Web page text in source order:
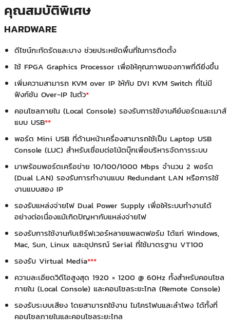
คุณสมบัติพิเศษ
HARDWARE
ดีไซน์กะทัดรัดและบาง ช่วยประหยัดพื้นที่ในการติดตั้ง
ใช้ FPGA Graphics Processor เพื่อให้คุณภาพของภาพที่ดียิ่งขึ้น
เพิ่มความสามารถ KVM over IP ให้กับ DVI KVM Switch ที่ไม่มี
ฟังก์ชัน Over-IP ในตัว*
คอนโซลภายใน (Local Console) รองรับการใช้งานคีย์บอร์ดและเมาส์
แบบ USB**
พอร์ต Mini USB ที่ด้านหน้าเครื่องสามารถใช้เป็น Laptop USB
Console (LUC) สำหรับเชื่อมต่อโน้ตบุ๊กเพื่อบริหารจัดการระบบ
มาพร้อมพอร์ตเครือข่าย 10/100/1000 Mbps จำนวน 2 พอร์ต
(Dual LAN) รองรับการทำงานแบบ Redundant LAN หรือการใช้
งานแบบสอง IP
รองรับแหล่งจ่ายไฟ Dual Power Supply เพื่อให้ระบบทำงานได้
อย่างต่อเนื่องแม้เกิดปัญหากับแหล่งจ่ายไฟ
รองรับการใช้งานกับเซิร์ฟเวอร์หลายแพลตฟอร์ม ได้แก่ Windows,
Mac, Sun, Linux และอุปกรณ์ Serial ที่ใช้มาตรฐาน VT100
รองรับ Virtual Media***
ความละเอียดวิดีโอสูงสุด 1920 × 1200 @ 60Hz ทั้งสำหรับคอนโซล
ภายใน (Local Console) และคอนโซลระยะไกล (Remote Console)
รองรับระบบเสียง โดยสามารถใช้งาน ไมโครโฟนและลำโพง ได้ทั้งที่
คอนโซลภายในและคอนโซลระยะไกล